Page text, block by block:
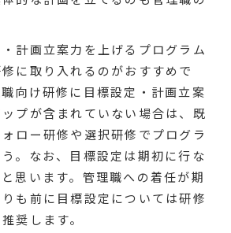
計画立案力を上げるプログラム
に取り入れるのがおすすめで
向け研修に目標設定・計画立案
プが含まれていない場合は、既
ロー研修や選択研修でプログラ
。なお、目標設定は期初に行な
思います。管理職への着任が期
も前に目標設定については研修
奨します。